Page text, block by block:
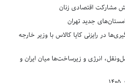
مشارکت اقتصادی زنان
جدید تهران
در رایزنی کایا کالاس با وزیر خارجه
انرژی و زیرساخت‌ها میان ایران و